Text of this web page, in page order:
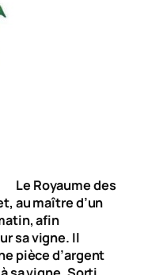
Le Royaume des
au maître d’un
afin
sa vigne. Il
pièce d’argent